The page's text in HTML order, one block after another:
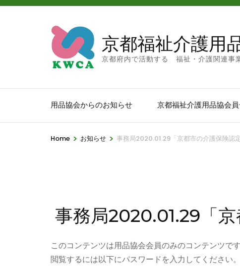
京都福祉介護用
京都府内で活動する 福祉・介護関連事
用品協会からのお知らせ 京都福祉介護用品協会
Home > お知らせ > 事務局2020.01.29「京都市の介護保険認
事務局2020.01.29「京
このコンテンツは用品協会会員のみのコンテンツです
閲覧するには以下にパスワードを入力してください。